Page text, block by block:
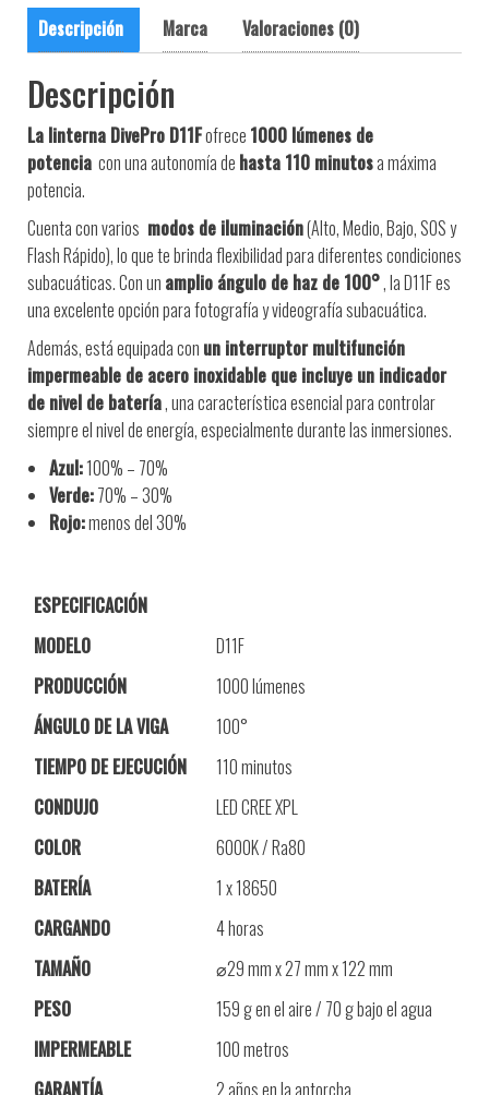
Descripción Marca Valoraciones (0)
Descripción
La linterna DivePro D11Fofrece 1000 lúmenes de
potencia con una autonomía de hasta 110 minutosa máxima
potencia.
Cuenta con varios modos de iluminación(Alto, Medio, Bajo, SOS y
Flash Rápido), lo que te brinda flexibilidad para diferentes condiciones
subacuáticas. Con un amplio ángulo de haz de 100°, la D11F es
una excelente opción para fotografía y videografía subacuática.
Además, está equipada con un interruptor multifunción
impermeable de acero inoxidable que incluye un indicador
de nivel de batería, una característica esencial para controlar
siempre el nivel de energía, especialmente durante las inmersiones.
Azul:100% – 70%
Verde:70% – 30%
Rojo:menos del 30%
ESPECIFICACIÓN
MODELO
D11F
PRODUCCIÓN
1000 lúmenes
ÁNGULO DE LA VIGA
100°
TIEMPO DE EJECUCIÓN
110 minutos
CONDUJO
LED CREE XPL
COLOR
6000K / Ra80
BATERÍA
1 x 18650
CARGANDO
4 horas
TAMAÑO
⌀29 mm x 27 mm x 122 mm
PESO
159 g en el aire / 70 g bajo el agua
IMPERMEABLE
100 metros
GARANTÍA
2 años en la antorcha